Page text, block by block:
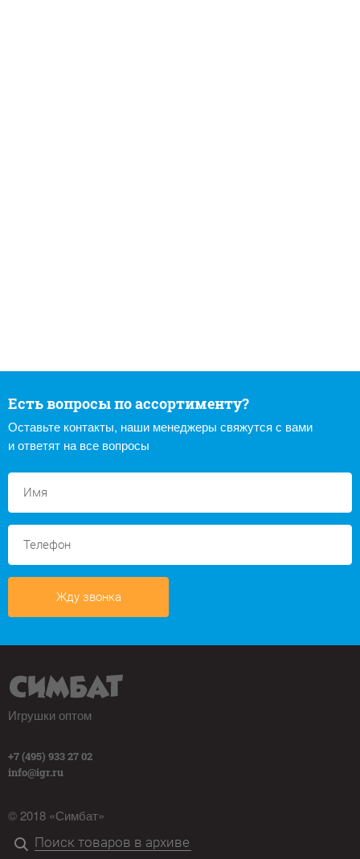
Есть вопросы по ассортименту?
Оставьте контакты, наши менеджеры свяжутся с вами
и ответят на все вопросы
Жду звонка
Игрушки оптом
+7 (495) 933 27 02
info@igr.ru
© 2018 «Симбат»